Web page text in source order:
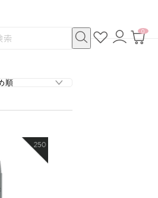
お
気
ロ
グ
カ
0